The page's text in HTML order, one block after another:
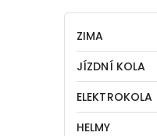
ZIMA
JÍZDNÍ KOLA
ELEKTROKOLA
HELMY